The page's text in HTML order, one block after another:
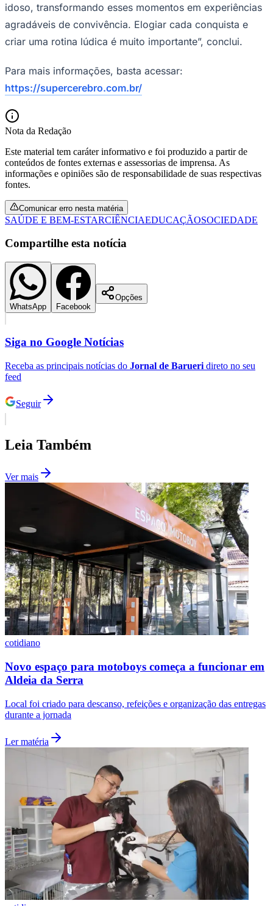
Fluminense
Vasco
idoso, transformando esses momentos em experiências
agradáveis de convivência. Elogiar cada conquista e
criar uma rotina lúdica é muito importante”, conclui.
Para mais informações, basta acessar:
https://supercerebro.com.br/
Nota da Redação
Este material tem caráter informativo e foi produzido a partir de
conteúdos de fontes externas e assessorias de imprensa. As
informações e opiniões são de responsabilidade de suas respectivas
fontes.
Comunicar erro nesta matéria
SAÚDE E BEM-ESTARCIÊNCIAEDUCAÇÃOSOCIEDADE
Compartilhe esta notícia
WhatsApp Facebook
Opções
Siga no Google Notícias
Receba as principais notícias do Jornal de Barueri direto no seu
feed
Seguir
Leia Também
Ver mais
cotidiano
Novo espaço para motoboys começa a funcionar em
Aldeia da Serra
Local foi criado para descanso, refeições e organização das entregas
durante a jornada
Ler matéria